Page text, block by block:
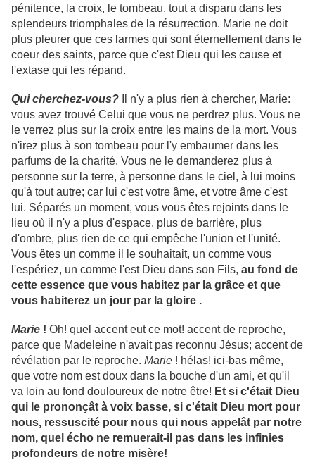
pénitence, la croix, le tombeau, tout a disparu dans les
splendeurs triomphales de la résurrection. Marie ne doit
plus pleurer que ces larmes qui sont éternellement dans le
coeur des saints, parce que c'est Dieu qui les cause et
l'extase qui les répand.
Qui cherchez-vous? Il n'y a plus rien à chercher, Marie:
vous avez trouvé Celui que vous ne perdrez plus. Vous ne
le verrez plus sur la croix entre les mains de la mort. Vous
n'irez plus à son tombeau pour l'y embaumer dans les
parfums de la charité. Vous ne le demanderez plus à
personne sur la terre, à personne dans le ciel, à lui moins
qu'à tout autre; car lui c'est votre âme, et votre âme c'est
lui. Séparés un moment, vous vous êtes rejoints dans le
lieu où il n'y a plus d'espace, plus de barrière, plus
d'ombre, plus rien de ce qui empêche l'union et l'unité.
Vous êtes un comme il le souhaitait, un comme vous
l'espériez, un comme l'est Dieu dans son Fils, au fond de
cette essence que vous habitez par la grâce et que
vous habiterez un jour par la gloire .
Marie ! Oh! quel accent eut ce mot! accent de reproche,
parce que Madeleine n'avait pas reconnu Jésus; accent de
révélation par le reproche. Marie ! hélas! ici-bas même,
que votre nom est doux dans la bouche d'un ami, et qu'il
va loin au fond douloureux de notre être! Et si c'était Dieu
qui le prononçât à voix basse, si c'était Dieu mort pour
nous, ressuscité pour nous qui nous appelât par notre
nom, quel écho ne remuerait-il pas dans les infinies
profondeurs de notre misère!